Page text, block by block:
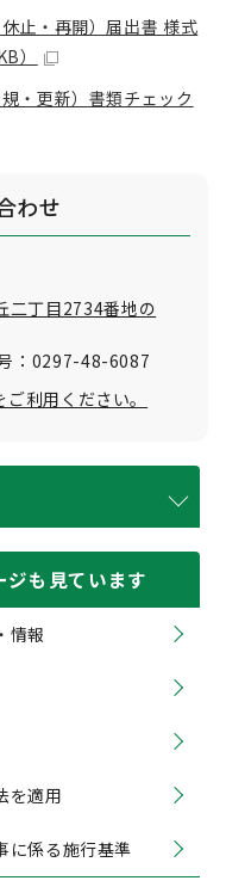
止・再開）届出書 様式
）
・更新）書類チェック
わせ
二丁目2734番地の
：0297-48-6087
利用ください。
ジも見ています
情報
を適用
に係る施行基準